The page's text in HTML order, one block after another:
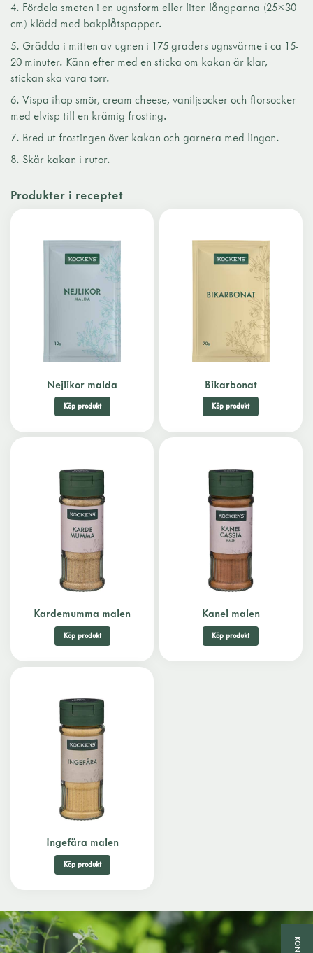
Fördela smeten i en ugnsform eller liten långpanna (25×30
cm) klädd med bakplåtspapper.
Grädda i mitten av ugnen i 175 graders ugnsvärme i ca 15-
20 minuter. Känn efter med en sticka om kakan är klar,
stickan ska vara torr.
Vispa ihop smör, cream cheese, vaniljsocker och florsocker
med elvisp till en krämig frosting.
Bred ut frostingen över kakan och garnera med lingon.
Skär kakan i rutor.
Produkter i receptet
Nejlikor malda
Köp produkt
Bikarbonat
Köp produkt
Kardemumma malen
Köp produkt
Kanel malen
Köp produkt
Ingefära malen
Köp produkt